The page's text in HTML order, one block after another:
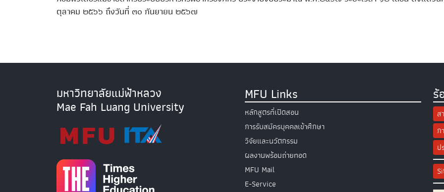
ตุลาคม ๒๕๖๖ ถึงวันที่ ๓๐ กันยายน ๒๕๖๗
มหาวิทยาลัยแม่ฟ้าหลวง
Mae Fah Luang University
MFU Links
หลักสูตรที่เปิดสอน
การรับสมัครบุคคลเข้าศึกษา
วิจัยและนวัตกรรม
ผลงานพร้อมถ่ายทอด
MFU Mail
E-Service
ร้
ส
ก
ป